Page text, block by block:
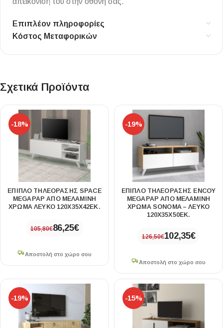
Επιπλέον πληροφορίες
Κόστος Μεταφορικών
Σχετικά Προϊόντα
-18%
ΈΠΙΠΛΟ ΤΗΛΕΌΡΑΣΗΣ SPACE
MEGAPAP ΑΠΌ ΜΕΛΑΜΊΝΗ
ΧΡΏΜΑ ΛΕΥΚΌ 120X35X42ΕΚ.
105,80€86,25€
Αποστολή στο χώρο σου
-19%
ΈΠΙΠΛΟ ΤΗΛΕΌΡΑΣΗΣ ENCOY
MEGAPAP ΑΠΌ ΜΕΛΑΜΊΝΗ
ΧΡΏΜΑ SONOMA – ΛΕΥΚΌ
120X35X50ΕΚ.
126,50€102,35€
Αποστολή στο χώρο σου
-19% -15%